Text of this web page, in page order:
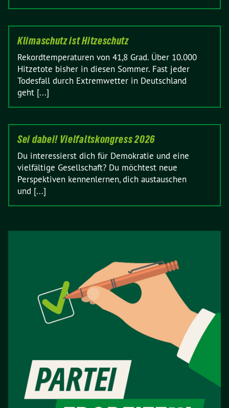
Klimaschutz ist Hitzeschutz
Rekordtemperaturen von 41,8 Grad. Über 10.000
Hitzetote bisher in diesen Sommer. Fast jeder
Todesfall durch Extremwetter in Deutschland
geht [...]
Sei dabei! Vielfaltskongress 2026
Du interessierst dich für Demokratie und eine
vielfältige Gesellschaft? Du möchtest neue
Perspektiven kennenlernen, dich austauschen
und [...]